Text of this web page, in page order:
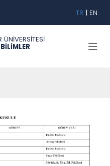
TR | EN
ÜNİVERSİTESİ